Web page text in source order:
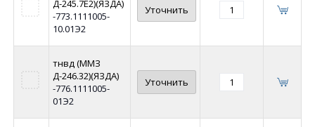
Д-245.7Е2)(ЯЗДА)
-773.1111005-
10.01Э2
Уточнить
тнвд (ММЗ
Д-246.32)(ЯЗДА)
-776.1111005-
01Э2
Уточнить